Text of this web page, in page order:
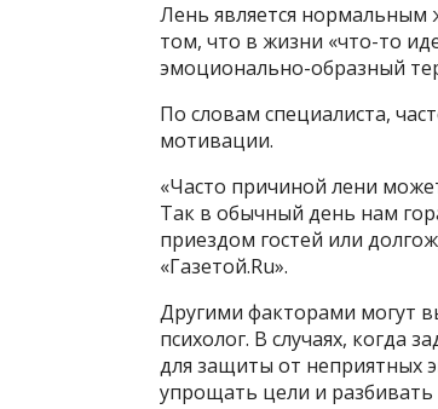
Лень является нормальным
том, что в жизни «что-то
эмоционально-образный
По словам специалиста,
мотивации.
«Часто причиной лени
Так в обычный день нам
приездом гостей или
«Газетой.Ru».
Другими факторами могут
психолог. В случаях, когда
для защиты от неприятных
упрощать цели и